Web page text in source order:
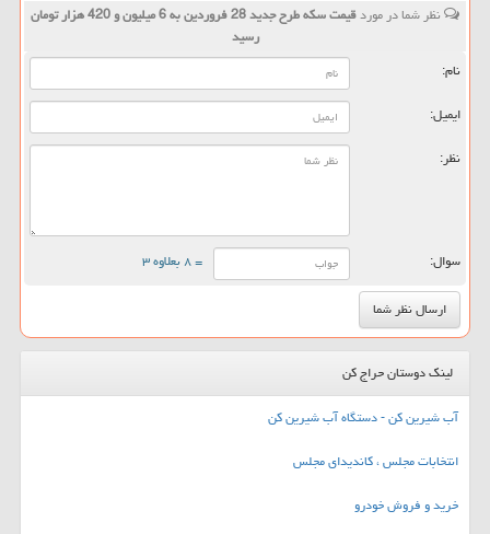
نظر شما در مورد
قیمت سكه طرح جدید 28 فروردین به 6 میلیون و 420 هزار تومان
رسید
نام:
ایمیل:
نظر:
سوال: = ۸ بعلاوه ۳
لینک دوستان حراج کن
آب شیرین کن - دستگاه آب شیرین کن
انتخابات مجلس ، کاندیدای مجلس
خرید و فروش خودرو